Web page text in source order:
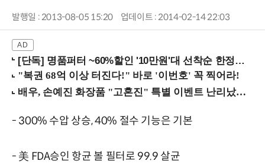
발행일 : 2013-08-05 15:20 업데이트 : 2014-02-14 22:03
[단독] 명품퍼터 ~60%할인 '10만원'대 선착순 한정판매!
- 300% 수압 상승, 40% 절수 기능은 기본
- 美 FDA승인 항균 볼 필터로 99.9 살균